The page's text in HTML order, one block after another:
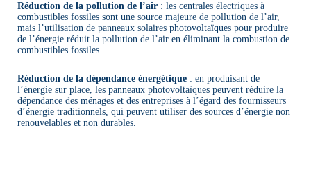
Réduction de la pollution de l’air : les centrales électriques à
combustibles fossiles sont une source majeure de pollution de l’air,
mais l’utilisation de panneaux solaires photovoltaïques pour produire
de l’énergie réduit la pollution de l’air en éliminant la combustion de
combustibles fossiles.
Réduction de la dépendance énergétique : en produisant de
l’énergie sur place, les panneaux photovoltaïques peuvent réduire la
dépendance des ménages et des entreprises à l’égard des fournisseurs
d’énergie traditionnels, qui peuvent utiliser des sources d’énergie non
renouvelables et non durables.